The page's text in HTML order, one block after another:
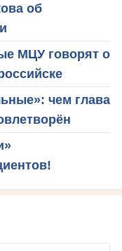
об
МЦУ говорят о
чем глава